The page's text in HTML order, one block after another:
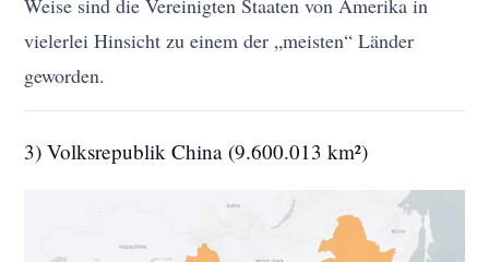
Weise sind die Vereinigten Staaten von Amerika in
vielerlei Hinsicht zu einem der „meisten“ Länder
geworden.
3) Volksrepublik China (9.600.013 km²)